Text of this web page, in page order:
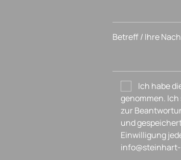
Betreff / Ihre
Ich habe
genommen.
zur
und
Einwilligung